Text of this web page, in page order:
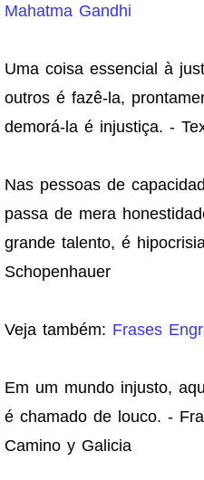
Mahatma Gandhi
Uma coisa essencial à
outros é fazê-la,
demorá-la é injustiça. -
Nas pessoas de
passa de mera
grande talento, é
Schopenhauer
Veja também: Frases
Em um mundo injusto,
é chamado de louco. -
Camino y Galicia